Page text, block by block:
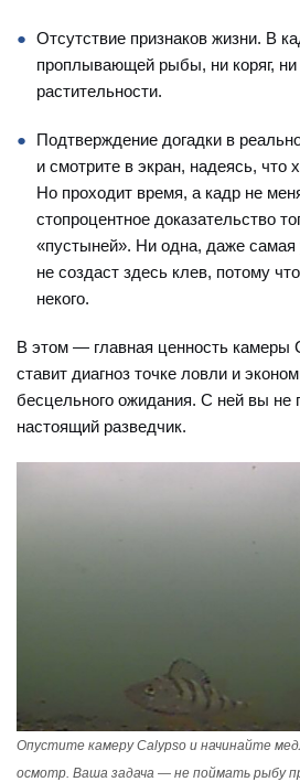
Отсутствие признаков жизни. В
проплывающей рыбы, ни коряг, ни
растительности.
Подтверждение догадки в
и смотрите в экран, надеясь, что
Но проходит время, а кадр не
стопроцентное доказательство
«пустыней». Ни одна, даже самая
не создаст здесь клев, потому
некого.
В этом — главная ценность камеры
ставит диагноз точке ловли и
бесцельного ожидания. С ней вы не
настоящий разведчик.
Опустите камеру Calypso и начинайте
осмотр. Ваша задача — не поймать рыбу